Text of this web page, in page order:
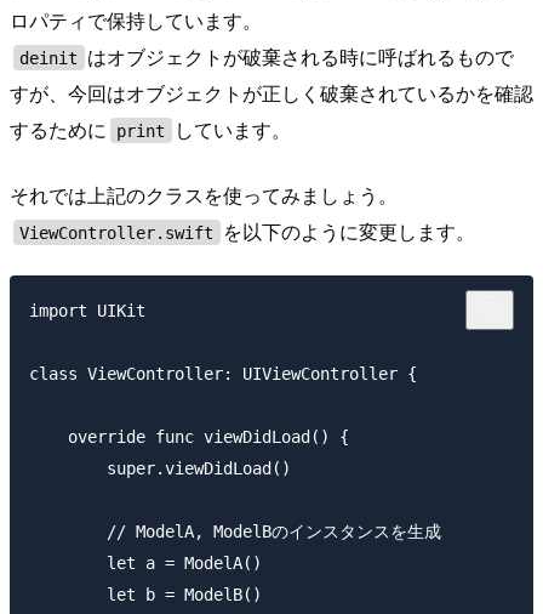
ロパティで保持しています。
deinit
はオブジェクトが破棄される時に呼ばれるもので
すが、今回はオブジェクトが正しく破棄されているかを確認
するために
print しています。
それでは上記のクラスを使ってみましょう。
ViewController.swift を以下のように変更します。
import UIKit
class ViewController: UIViewController {
    override func viewDidLoad() {
        super.viewDidLoad()
        // ModelA, ModelBのインスタンスを生成
        let a = ModelA()
        let b = ModelB()